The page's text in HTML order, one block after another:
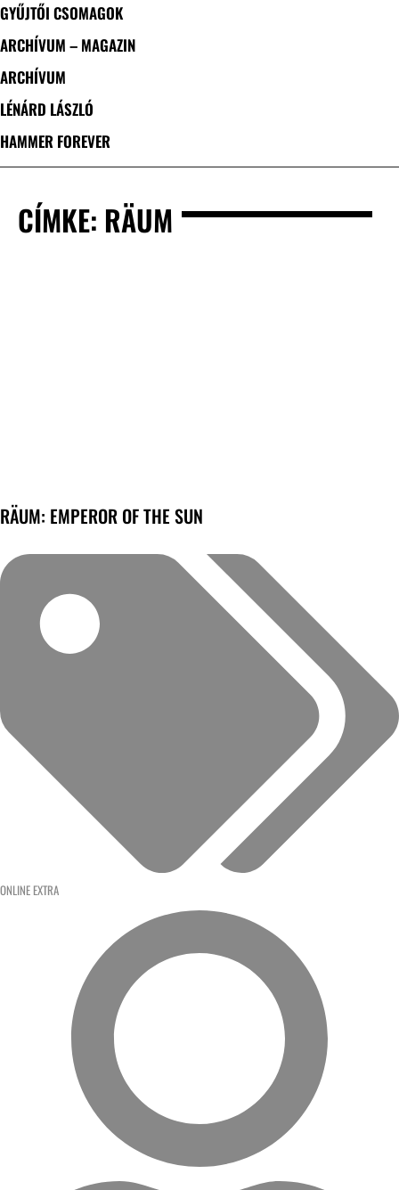
GYŰJTŐI CSOMAGOK
ARCHÍVUM – MAGAZIN
ARCHÍVUM
LÉNÁRD LÁSZLÓ
HAMMER FOREVER
CÍMKE: RÄUM
RÄUM: EMPEROR OF THE SUN
ONLINE EXTRA